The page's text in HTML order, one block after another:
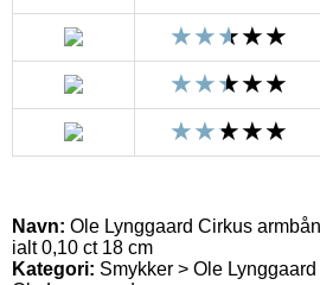
Navn: Ole Lynggaard Cirkus
ialt 0,10 ct 18 cm
Kategori: Smykker > Ole